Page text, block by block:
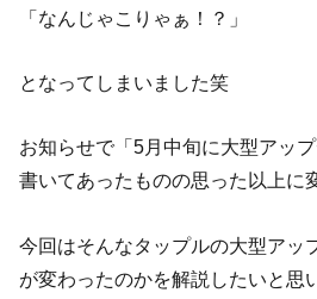
「なんじゃこりゃぁ！？」
となってしまいました笑
お知らせで「5月中旬に大型アッ
書いてあったものの思った以上に
今回はそんなタップルの大型アッ
が変わったのかを解説したいと思